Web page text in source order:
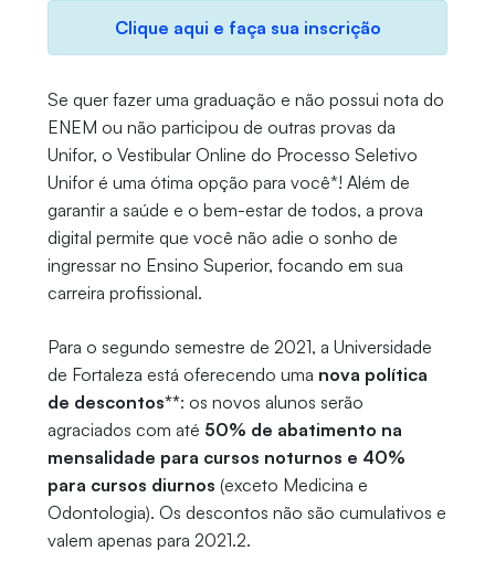
Clique aqui e faça sua inscrição
Se quer fazer uma graduação e não possui nota do
ENEM ou não participou de outras provas da
Unifor, o Vestibular Online do Processo Seletivo
Unifor é uma ótima opção para você*! Além de
garantir a saúde e o bem-estar de todos, a prova
digital permite que você não adie o sonho de
ingressar no Ensino Superior, focando em sua
carreira profissional.
Para o segundo semestre de 2021, a Universidade
de Fortaleza está oferecendo uma nova política
de descontos**: os novos alunos serão
agraciados com até 50% de abatimento na
mensalidade para cursos noturnos e 40%
para cursos diurnos (exceto Medicina e
Odontologia). Os descontos não são cumulativos e
valem apenas para 2021.2.